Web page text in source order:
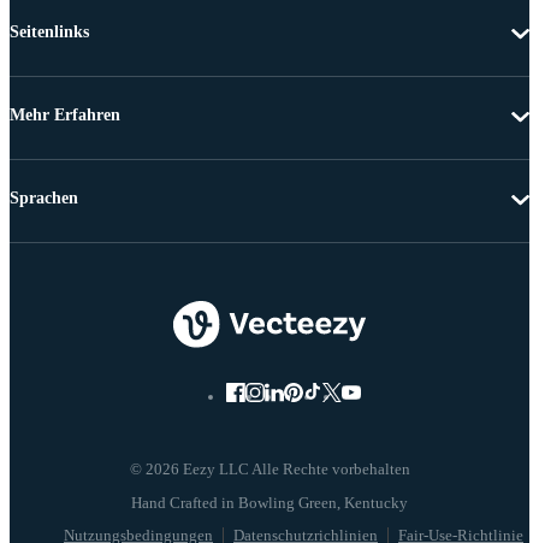
Seitenlinks
Mehr Erfahren
© 2026 Eezy LLC Alle Rechte vorbehalten
Nutzungsbedingungen Datenschutzrichlinien Fair-Use-Richtlinie
Sprachen